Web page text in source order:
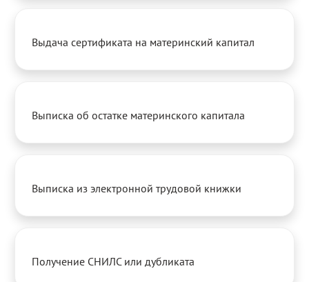
Выдача сертификата на материнский капитал
Выписка об остатке материнского капитала
Выписка из электронной трудовой книжки
Получение СНИЛС или дубликата